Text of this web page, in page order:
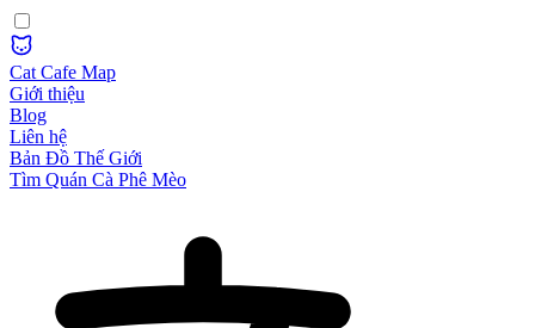
Cat Cafe Map
Giới thiệu
Blog
Liên hệ
Bản Đồ Thế Giới
Tìm Quán Cà Phê Mèo